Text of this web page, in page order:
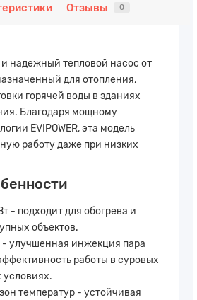
Отзывы 0
надежный тепловой насос от
для отопления,
горячей воды в зданиях
Благодаря мощному
EVIPOWER, эта модель
работу даже при низких
- подходит для обогрева и
объектов.
- улучшенная инжекция пара
работы в суровых
условиях.
температур - устойчивая